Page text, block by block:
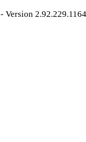
-Version